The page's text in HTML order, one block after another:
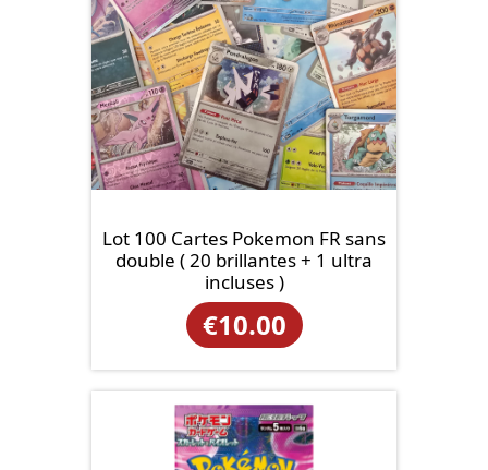
Lot 100 Cartes Pokemon FR sans
double ( 20 brillantes + 1 ultra
incluses )
€10.00